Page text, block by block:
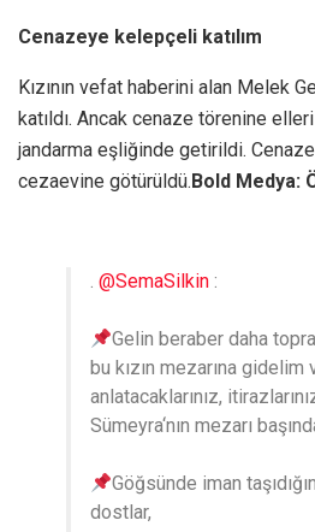
Cenazeye kelepçeli katılım
Kızının vefat haberini alan Melek
katıldı. Ancak cenaze törenine
jandarma eşliğinde getirildi.
cezaevine götürüldü. Bold Medya:
. @SemaSilkin :
Gelin beraber daha
bu kızın mezarına gidelim
anlatacaklarınız,
Sümeyra‘nın mezarı
Göğsünde iman
dostlar,